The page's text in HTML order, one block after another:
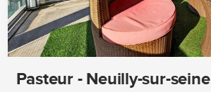
Pasteur - Neuilly-sur-seine